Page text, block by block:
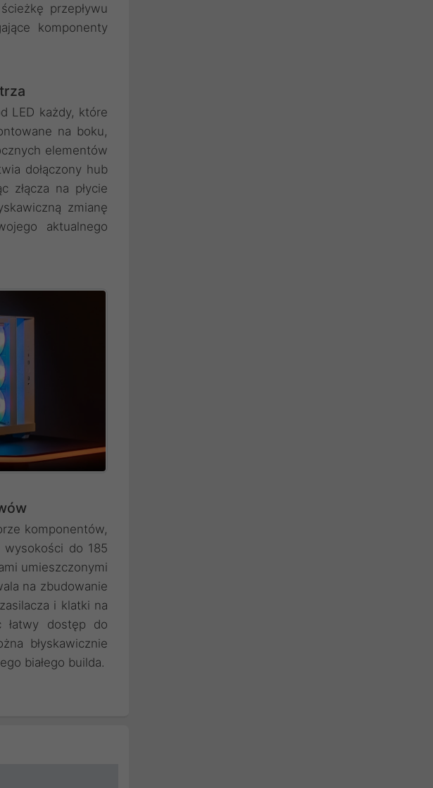
przepływu
komponenty
LED każdy, które
na boku,
elementów
dołączony hub
złącza na płycie
zmianę
aktualnego
komponentów,
wysokości do 185
umieszczonymi
na zbudowanie
i klatki na
łatwy dostęp do
błyskawicznie
białego builda.